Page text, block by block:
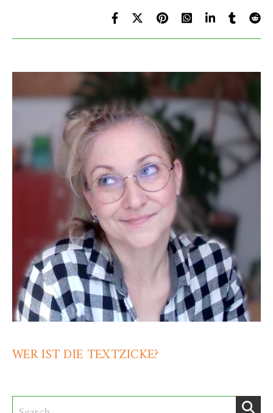
WER IST DIE TEXTZICKE?